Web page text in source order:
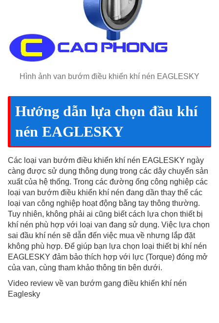
Hình ảnh van bướm điều khiển khí nén EAGLESKY
Hướng dẫn lựa chọn đầu khí
nén EAGLESKY
Các loại van bướm điều khiển khí nén EAGLESKY ngày
càng được sử dụng thông dụng trong các dây chuyển sản
xuất của hệ thống. Trong các đường ống công nghiệp các
loại van bướm điều khiển khí nén đang dần thay thế các
loại van công nghiệp hoạt động bằng tay thông thường.
Tuy nhiên, không phải ai cũng biết cách lựa chọn thiết bị
khí nén phù hợp với loại van đang sử dụng. Việc lựa chọn
sai đầu khí nén sẽ dẫn đến việc mua về nhưng lắp đặt
không phù hợp. Để giúp bạn lựa chọn loại thiết bị khí nén
EAGLESKY đảm bảo thích hợp với lực (Torque) đóng mở
của van, cùng tham khảo thông tin bên dưới.
Video review về van bướm gang điều khiển khí nén
Eaglesky